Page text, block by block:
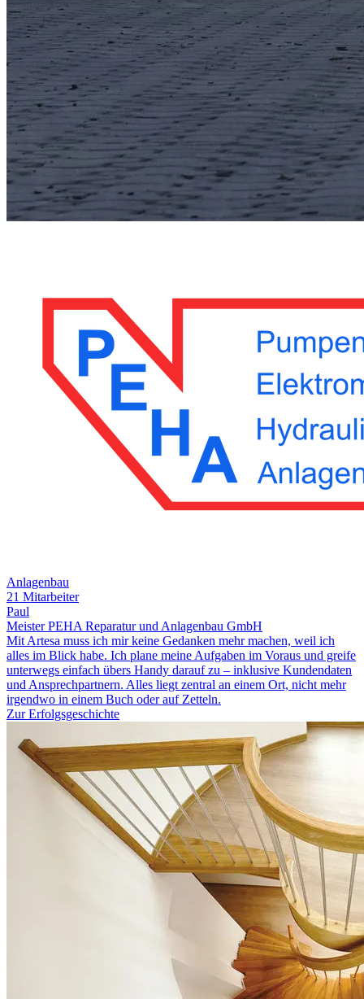
Anlagenbau
21 Mitarbeiter
Paul
Meister PEHA Reparatur und Anlagenbau GmbH
Mit Artesa muss ich mir keine Gedanken mehr machen, weil ich
alles im Blick habe. Ich plane meine Aufgaben im Voraus und greife
unterwegs einfach übers Handy darauf zu – inklusive Kundendaten
und Ansprechpartnern. Alles liegt zentral an einem Ort, nicht mehr
irgendwo in einem Buch oder auf Zetteln.
Zur Erfolgsgeschichte